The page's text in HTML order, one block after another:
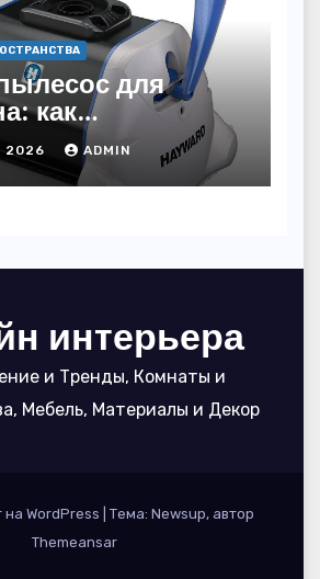
для
как
чтобы
а
служило 7
2026 ADMIN
интерьера
и Тренды, Комнаты и
Мебель, Материалы и Декор
WordPress
Тема: Newsup, автор
Themeansar